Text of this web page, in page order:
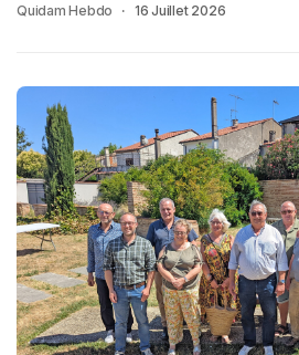
Quidam Hebdo 16 Juillet 2026